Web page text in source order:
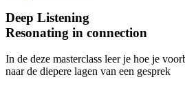
Deep Listening
Resonating in connection
In de deze masterclass leer je hoe je
naar de diepere lagen van een gesprek